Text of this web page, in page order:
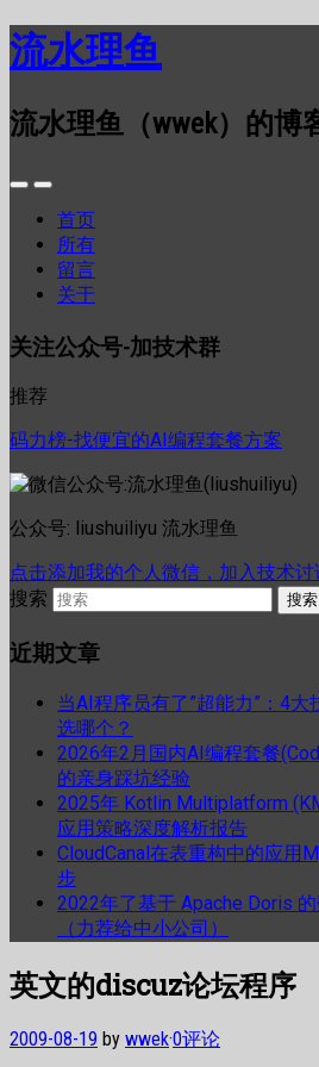
流水理鱼
流水理鱼（wwek）的博
首页
所有
留言
关于
关注公众号-加技术群
推荐
码力榜-找便宜的AI编程套餐方案
公众号: liushuiliyu 流水理鱼
点击添加我的个人微信，加入技术讨
搜索
近期文章
当AI程序员有了”超能力”：4
选哪个？
2026年2月国内AI编程套餐
的亲身踩坑经验
2025年 Kotlin Multiplatform
应用策略深度解析报告
CloudCanal在表重构中的应用
步
2022年了基于 Apache Doris
（力荐给中小公司）
英文的discuz论坛程序
2009-08-19 by wwek·0评论